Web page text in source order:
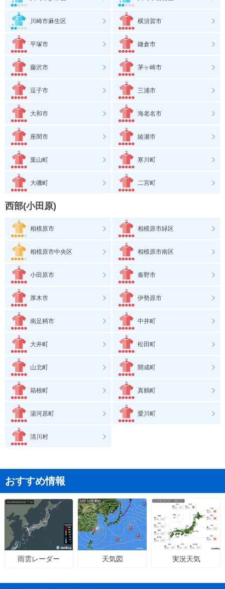
川崎市麻生区 横須賀市
平塚市 鎌倉市
藤沢市 茅ヶ崎市
逗子市 三浦市
大和市 海老名市
座間市 綾瀬市
葉山町 寒川町
大磯町 二宮町
西部(小田原)
相模原市 相模原市緑区
相模原市中央区 相模原市南区
小田原市 秦野市
厚木市 伊勢原市
南足柄市 中井町
大井町 松田町
山北町 開成町
箱根町 真鶴町
湯河原町 愛川町
清川村
おすすめ情報
雨雲レーダー 天気図 実況天気